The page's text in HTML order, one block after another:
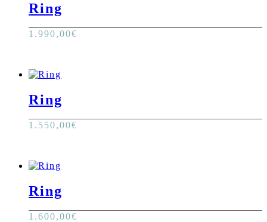
Ring
1.990,00€
Ring
1.550,00€
Ring
1.600,00€